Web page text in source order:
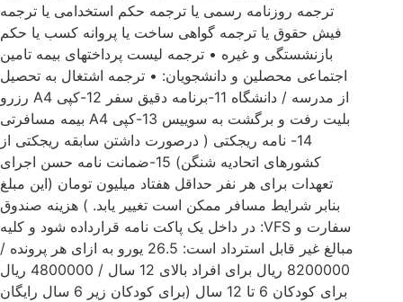
ترجمه روزنامه رسمی یا ترجمه حکم استخدامی یا ترجمه
فیش حقوق یا ترجمه گواهی ساخت یا پروانه کسب یا حکم
بازنشستگی و غیره • ترجمه لیست پرداختهای بیمه تامین
اجتماعی محصلین و دانشجویان: • ترجمه اشتغال به تحصیل
از مدرسه / دانشگاه 11-برنامه دقیق سفر 12-کپی A4 رزرو
بلیت رفت و برگشت به سوییس 13-کپی A4 بیمه مسافرتی
14- نامه ریجکتی ( درصورت داشتن سابقه ریجکتی از
کشورهای اتحادیه شنگن) 15-ضمانت نامه حسن اجرای
تعهدات برای هر نفر حداقل هفتاد میلیون تومان (این مبلغ
بنابر شرایط مسافر ممکن است تغییر یابد. ) هزینه صندوق
سفارت و VFS: در داخل یک پاکت نامه قرارداده شود و کلیه
مبالغ غیر قابل استرداد است: 26.5 یورو به ازای هر پرونده /
8200000 ریال برای افراد بالای 12 سال / 4800000 ریال
برای کودکان 6 تا 12 سال (برای کودکان زیر 6 سال رایگان